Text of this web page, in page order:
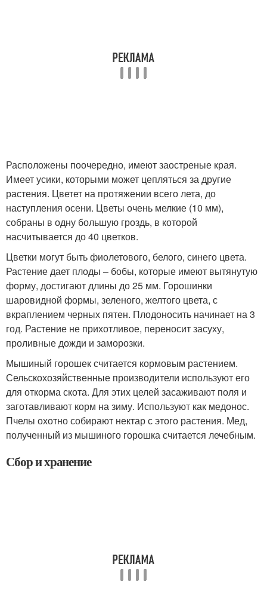
Расположены поочередно, имеют заостреные края.
Имеет усики, которыми может цепляться за другие
растения. Цветет на протяжении всего лета, до
наступления осени. Цветы очень мелкие (10 мм),
собраны в одну большую гроздь, в которой
насчитывается до 40 цветков.
Цветки могут быть фиолетового, белого, синего цвета.
Растение дает плоды – бобы, которые имеют вытянутую
форму, достигают длины до 25 мм. Горошинки
шаровидной формы, зеленого, желтого цвета, с
вкраплением черных пятен. Плодоносить начинает на 3
год. Растение не прихотливое, переносит засуху,
проливные дожди и заморозки.
Мышиный горошек считается кормовым растением.
Сельскохозяйственные производители используют его
для откорма скота. Для этих целей засаживают поля и
заготавливают корм на зиму. Используют как медонос.
Пчелы охотно собирают нектар с этого растения. Мед,
полученный из мышиного горошка считается лечебным.
Сбор и хранение